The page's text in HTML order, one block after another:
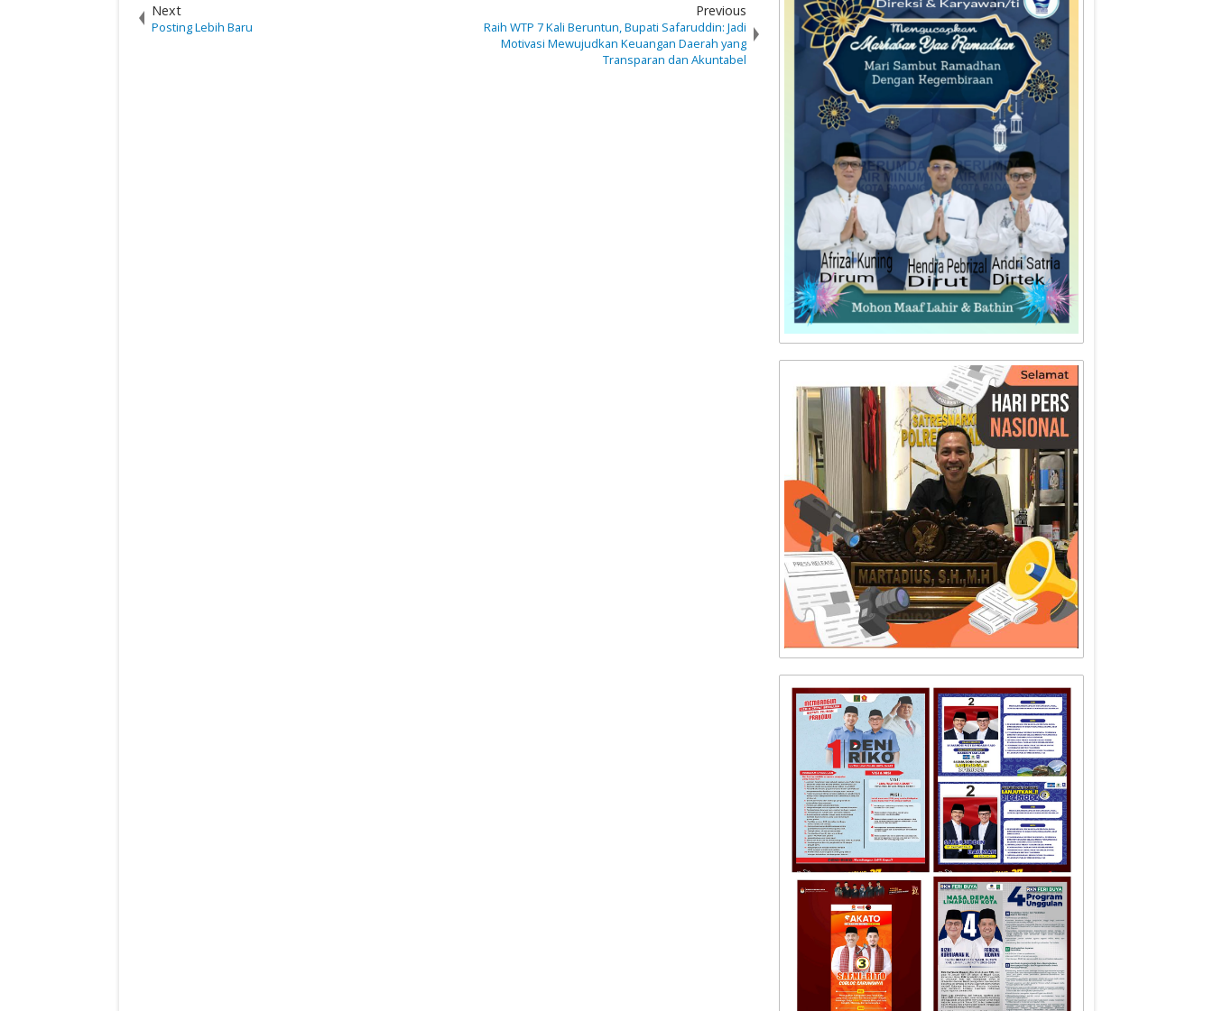
Next
Posting Lebih Baru
Previous
Raih WTP 7 Kali Beruntun, Bupati Safaruddin: Jadi
Motivasi Mewujudkan Keuangan Daerah yang
Transparan dan Akuntabel